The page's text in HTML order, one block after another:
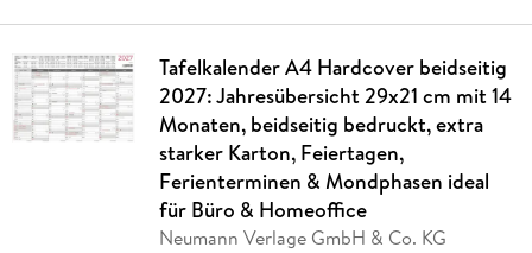
Tafelkalender A4 Hardcover beidseitig
2027: Jahresübersicht 29x21 cm mit 14
Monaten, beidseitig bedruckt, extra
starker Karton, Feiertagen,
Ferienterminen & Mondphasen ideal
für Büro & Homeoffice
Neumann Verlage GmbH & Co. KG